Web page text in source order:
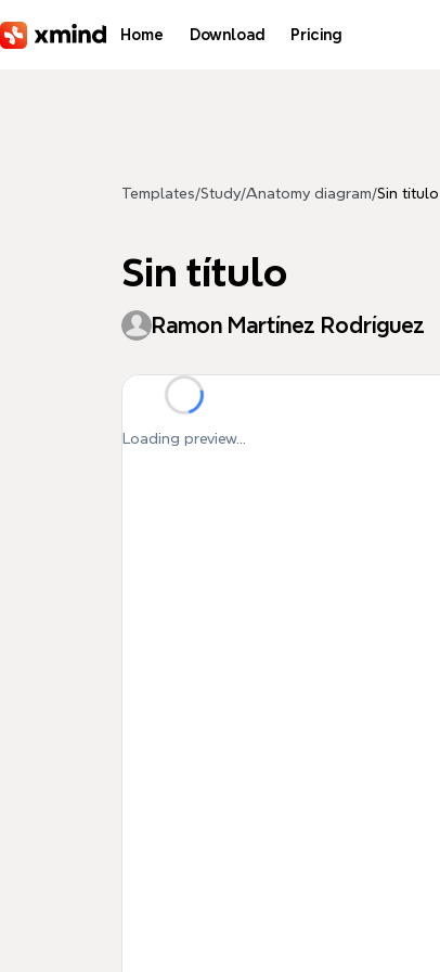
Home Download Pricing
Templates/Study/Anatomy diagram/Sin título
Sin título
Ramon Martínez Rodríguez
Loading preview...